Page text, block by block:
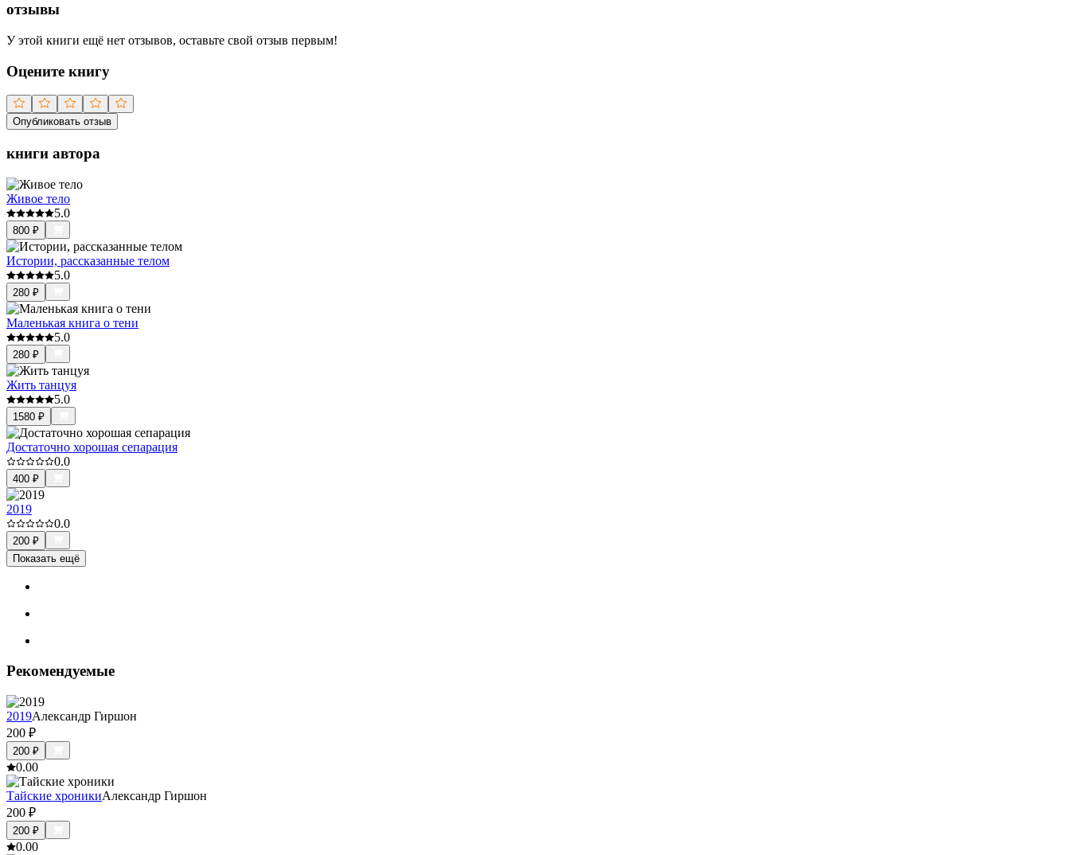
отзывы
У этой книги ещё нет отзывов, оставьте свой отзыв первым!
Оцените книгу
Опубликовать отзыв
книги автора
Живое тело
5.0
800 ₽
Истории, рассказанные телом
5.0
280 ₽
Маленькая книга о тени
5.0
280 ₽
Жить танцуя
5.0
1580 ₽
Достаточно хорошая сепарация
0.0
400 ₽
2019
0.0
200 ₽
Показать ещё
Рекомендуемые
2019Александр Гиршон
200 ₽
200 ₽
0.00
Тайские хроникиАлександр Гиршон
200 ₽
200 ₽
0.00